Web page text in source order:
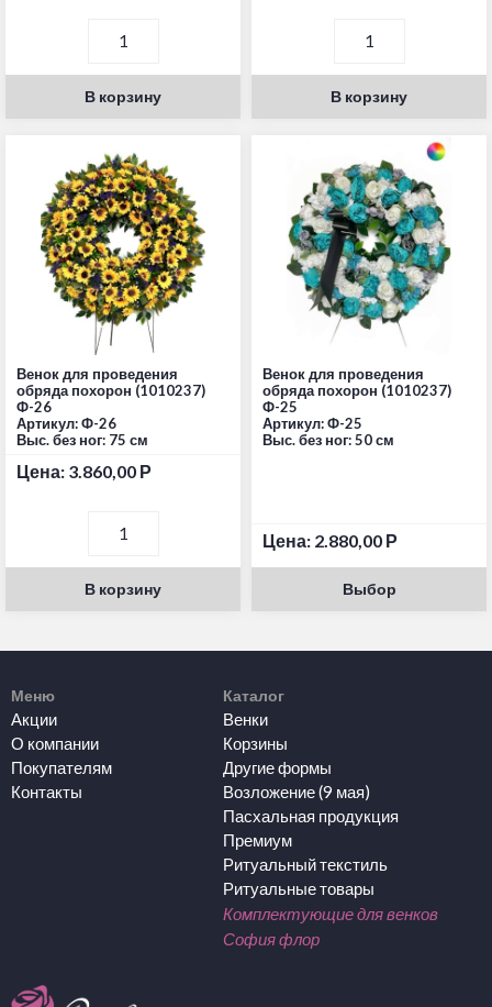
В корзину В корзину
Венок для проведения
обряда похорон (1010237)
Ф-26
Артикул: Ф-26
Выс. без ног: 75 см
Цена: 3.860,00 Р
В корзину
Венок для проведения
обряда похорон (1010237)
Ф-25
Артикул: Ф-25
Выс. без ног: 50 см
Цена: 2.880,00 Р
Выбор
Меню
Акции
О компании
Покупателям
Контакты
Каталог
Венки
Корзины
Другие формы
Возложение (9 мая)
Пасхальная продукция
Премиум
Ритуальный текстиль
Ритуальные товары
Комплектующие для венков
София флор